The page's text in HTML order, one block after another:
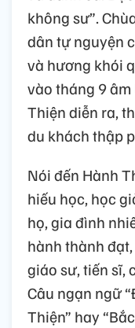
không sư”.
dân tự nguyện
và hương khói
vào tháng 9 âm
Thiện diễn ra,
du khách thập
Nói đến Hành
hiếu học, học
họ, gia đình
hành thành
giáo sư, tiến sĩ,
Câu ngạn ngữ
Thiện” hay